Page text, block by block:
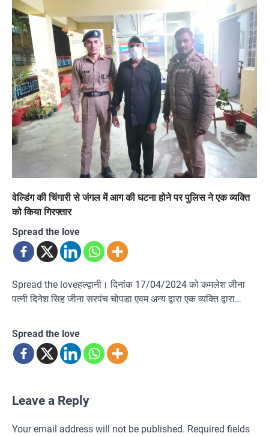
वेल्डिंग की चिंगारी से जंगल में आग की घटना होने पर पुलिस ने एक व्यक्ति
को किया गिरफ्तार
Spread the love
Spread the loveहल्द्वानी। दिनांक 17/04/2024 को कमलेश जीना
पत्नी दिनेश सिह जीना सरपंच चोपडा एवम अन्य द्वारा एक व्यक्ति द्वारा…
Spread the love
Leave a Reply
Your email address will not be published. Required fields